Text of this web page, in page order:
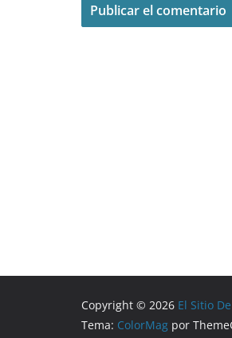
Copyright © 2026 El Sitio
Tema: ColorMag por